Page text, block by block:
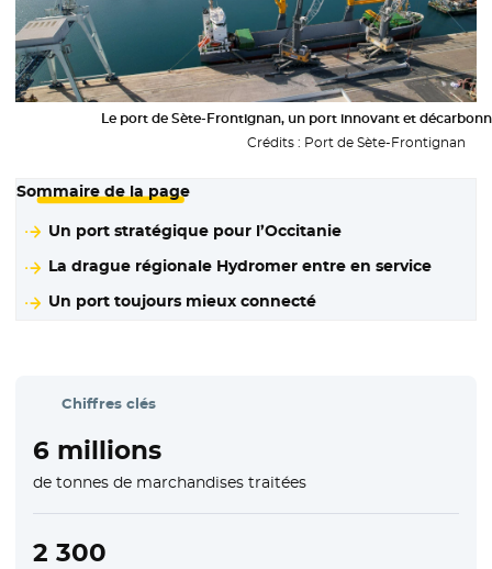
Le port de Sète-Frontignan, un port innovant et
Crédits : Port de Sète-Frontignan
Sommaire de la page
Un port stratégique pour l’Occitanie
La drague régionale Hydromer entre en service
Un port toujours mieux connecté
Chiffres clés
6 millions
de tonnes de marchandises traitées
2 300